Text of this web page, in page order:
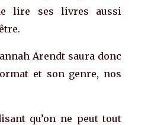
lire ses livres aussi
Arendt saura donc
et son genre, nos
qu’on ne peut tout